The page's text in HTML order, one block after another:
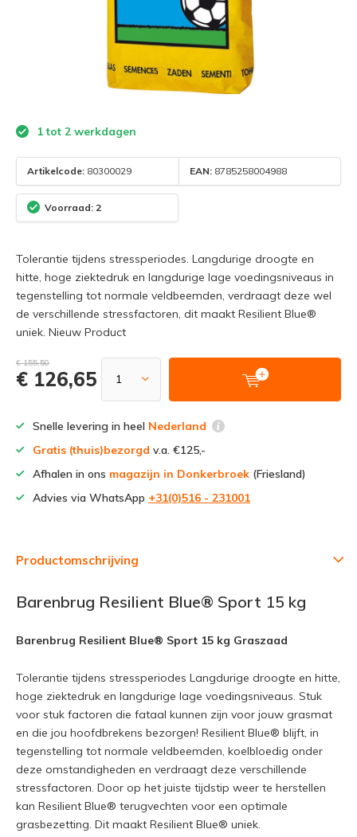
1 tot 2 werkdagen
Artikelcode: 80300029 EAN: 8785258004988
Voorraad: 2
Tolerantie tijdens stressperiodes. Langdurige droogte en
hitte, hoge ziektedruk en langdurige lage voedingsniveaus in
tegenstelling tot normale veldbeemden, verdraagt deze wel
de verschillende stressfactoren, dit maakt Resilient Blue®
uniek. Nieuw Product
€ 155,50
€ 126,65
Snelle levering in heel Nederland
Gratis (thuis)bezorgd v.a. €125,-
Afhalen in ons magazijn in Donkerbroek (Friesland)
Advies via WhatsApp +31(0)516 - 231001
Productomschrijving
Barenbrug Resilient Blue® Sport 15 kg
Barenbrug Resilient Blue® Sport 15 kg Graszaad
Tolerantie tijdens stressperiodes Langdurige droogte en hitte,
hoge ziektedruk en langdurige lage voedingsniveaus. Stuk
voor stuk factoren die fataal kunnen zijn voor jouw grasmat
en die jou hoofdbrekens bezorgen! Resilient Blue® blijft, in
tegenstelling tot normale veldbeemden, koelbloedig onder
deze omstandigheden en verdraagt deze verschillende
stressfactoren. Door op het juiste tijdstip weer te herstellen
kan Resilient Blue® terugvechten voor een optimale
grasbezetting. Dit maakt Resilient Blue® uniek.